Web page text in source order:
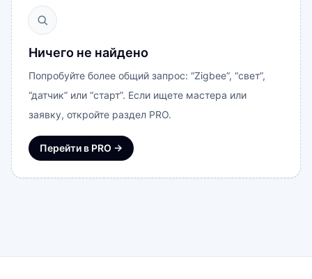
Ничего не найдено
Попробуйте более общий запрос: “Zigbee”, “свет”,
“датчик” или “старт”. Если ищете мастера или
заявку, откройте раздел PRO.
Перейти в PRO →